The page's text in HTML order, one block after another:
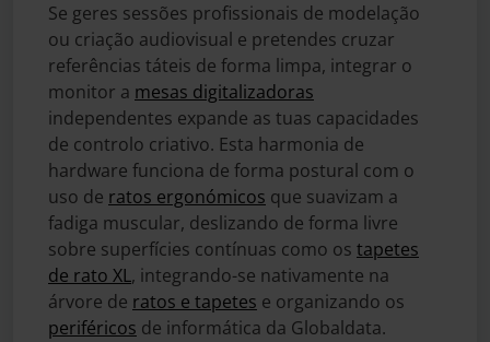
Se geres sessões profissionais de modelação
ou criação audiovisual e pretendes cruzar
referências táteis de forma limpa, integrar o
monitor a mesas digitalizadoras
independentes expande as tuas capacidades
de controlo criativo. Esta harmonia de
hardware funciona de forma postural com o
uso de ratos ergonómicos que suavizam a
fadiga muscular, deslizando de forma livre
sobre superfícies contínuas como os tapetes
de rato XL, integrando-se nativamente na
árvore de ratos e tapetes e organizando os
periféricos de informática da Globaldata.